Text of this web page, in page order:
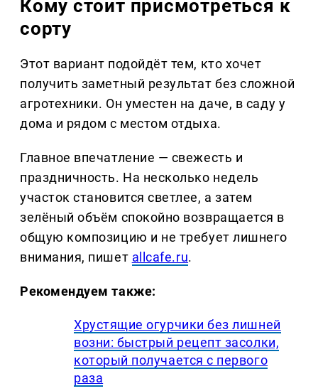
Кому стоит присмотреться к
сорту
Этот вариант подойдёт тем, кто хочет
получить заметный результат без сложной
агротехники. Он уместен на даче, в саду у
дома и рядом с местом отдыха.
Главное впечатление — свежесть и
праздничность. На несколько недель
участок становится светлее, а затем
зелёный объём спокойно возвращается в
общую композицию и не требует лишнего
внимания, пишет allcafe.ru.
Рекомендуем также:
Хрустящие огурчики без лишней
возни: быстрый рецепт засолки,
который получается с первого
раза